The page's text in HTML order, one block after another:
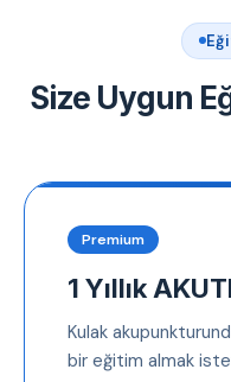
Size Uygun
Premium
1 Yıllık
Kulak
bir eğitim almak